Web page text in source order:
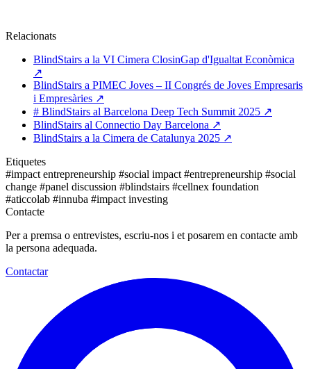
Relacionats
BlindStairs a la VI Cimera ClosinGap d'Igualtat Econòmica
↗
BlindStairs a PIMEC Joves – II Congrés de Joves Empresaris
i Empresàries ↗
# BlindStairs al Barcelona Deep Tech Summit 2025 ↗
BlindStairs al Connectio Day Barcelona ↗
BlindStairs a la Cimera de Catalunya 2025 ↗
Etiquetes
#impact entrepreneurship #social impact #entrepreneurship #social
change #panel discussion #blindstairs #cellnex foundation
#aticcolab #innuba #impact investing
Contacte
Per a premsa o entrevistes, escriu-nos i et posarem en contacte amb
la persona adequada.
Contactar